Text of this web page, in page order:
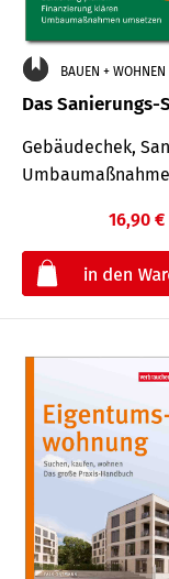
BAUEN + WOHNEN
Das Sanierungs-
Gebäudechek,
16,90 €